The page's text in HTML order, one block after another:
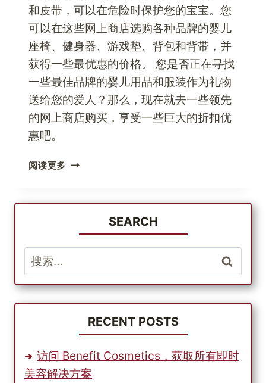
和皮带，可以在危险时保护您的宝宝。您
可以在这些网上商店选购各种品牌的婴儿
座椅、健身器、游戏垫、背包和背带，并
获得一些最优惠的价格。 您是否正在寻找
一些最佳品牌的婴儿用品和服装作为礼物
送给您的爱人？那么，现在就去一些领先
的网上商店购买，享受一些巨大的折扣优
惠吧。
阅读更多 现
在
购
最
好
的
品
吧
SEARCH
搜
索：
RECENT POSTS
访问 Benefit Cosmetics，获取所有即时
美容解决方案